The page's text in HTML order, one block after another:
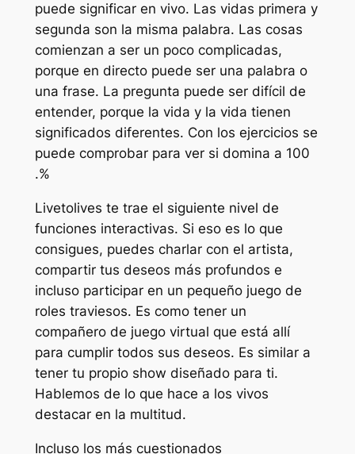
puede significar en vivo. Las vidas primera y
segunda son la misma palabra. Las cosas
comienzan a ser un poco complicadas,
porque en directo puede ser una palabra o
una frase. La pregunta puede ser difícil de
entender, porque la vida y la vida tienen
significados diferentes. Con los ejercicios se
puede comprobar para ver si domina a 100
.%
Livetolives te trae el siguiente nivel de
funciones interactivas. Si eso es lo que
consigues, puedes charlar con el artista,
compartir tus deseos más profundos e
incluso participar en un pequeño juego de
roles traviesos. Es como tener un
compañero de juego virtual que está allí
para cumplir todos sus deseos. Es similar a
tener tu propio show diseñado para ti.
Hablemos de lo que hace a los vivos
destacar en la multitud.
Incluso los más cuestionados